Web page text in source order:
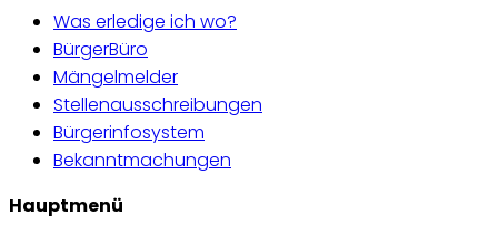
Was erledige ich wo?
BürgerBüro
Mängelmelder
Stellenausschreibungen
Bürgerinfosystem
Bekanntmachungen
Hauptmenü